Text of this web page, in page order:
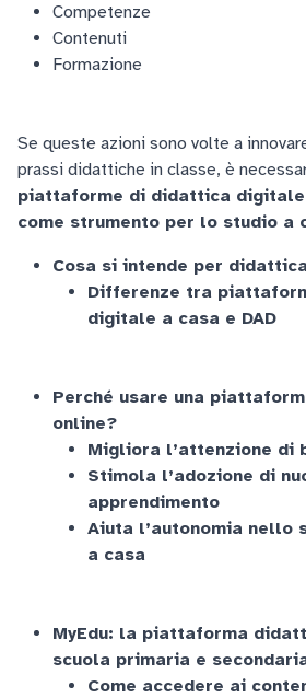
Competenze
Contenuti
Formazione
Se queste azioni sono volte a
prassi didattiche in classe, è
piattaforme di didattica digitale
come strumento per lo studio a
Cosa si intende per
Differenze tra
digitale a casa e DAD
Perché usare una
online?
Migliora l’attenzione di
Stimola l’adozione di
apprendimento
Aiuta l’autonomia nello
a casa
MyEdu: la piattaforma
scuola primaria e
Come accedere ai